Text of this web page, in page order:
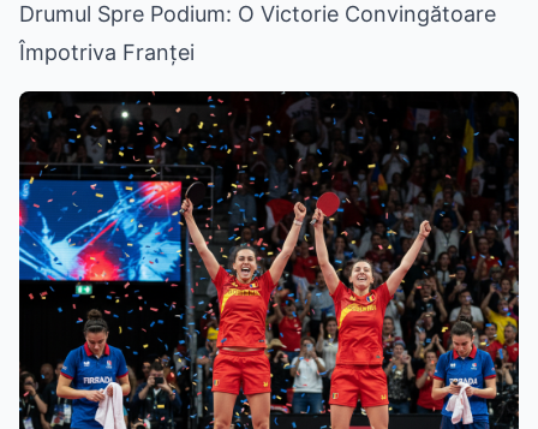
Drumul Spre Podium: O Victorie Convingătoare
Împotriva Franței